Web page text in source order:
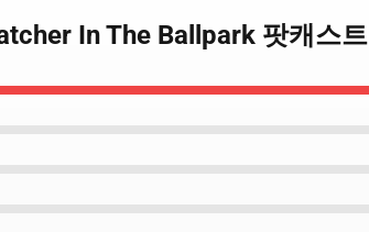
In The Ballpark 팟캐스트